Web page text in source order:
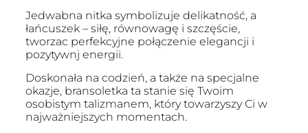
Jedwabna nitka symbolizuje delikatność, a
łańcuszek – siłę, równowagę i szczęście,
tworzac perfekcyjne połączenie elegancji i
pozytywnj energii.
Doskonała na codzień, a także na specjalne
okazje, bransoletka ta stanie się Twoim
osobistym talizmanem, który towarzyszy Ci w
najważniejszych momentach.